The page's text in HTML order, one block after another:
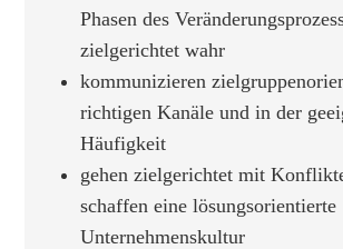
Phasen des
zielgerichtet wahr
kommunizieren
richtigen Kanäle und in der
Häufigkeit
gehen zielgerichtet mit
schaffen eine lösungsorientierte
Unternehmenskultur